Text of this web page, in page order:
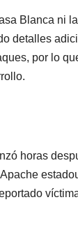
Blanca ni
detalles
por lo
horas